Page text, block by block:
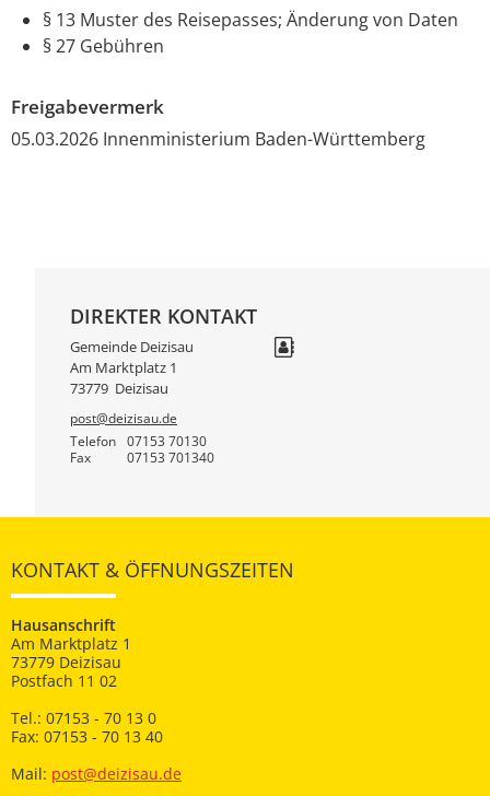
§ 13 Muster des Reisepasses; Änderung von Daten
§ 27 Gebühren
Freigabevermerk
05.03.2026 Innenministerium Baden-Württemberg
DIREKTER KONTAKT
Gemeinde Deizisau
Am Marktplatz 1
73779 Deizisau
post@deizisau.de
Telefon
07153 70130
Fax 07153 701340
KONTAKT & ÖFFNUNGSZEITEN
Hausanschrift
Am Marktplatz 1
73779 Deizisau
Postfach 11 02
Tel.: 07153 - 70 13 0
Fax: 07153 - 70 13 40
Mail: post@deizisau.de